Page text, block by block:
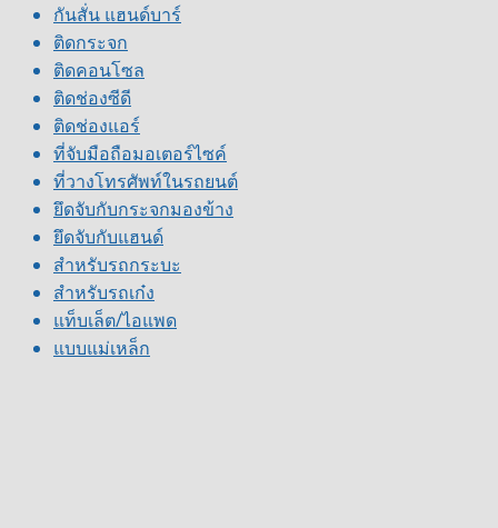
กันสั่น แฮนด์บาร์
ติดกระจก
ติดคอนโซล
ติดช่องซีดี
ติดช่องแอร์
ที่จับมือถือมอเตอร์ไซค์
ที่วางโทรศัพท์ในรถยนต์
ยึดจับกับกระจกมองข้าง
ยึดจับกับแฮนด์
สำหรับรถกระบะ
สำหรับรถเก๋ง
แท็บเล็ต/ไอแพด
แบบแม่เหล็ก